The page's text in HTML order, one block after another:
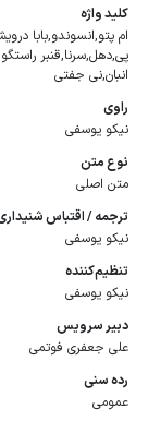
كلید واژه
ام پتو,انسوندو,بابا
پی,دهل,سرنا,قنبر
انبان,نی جفتی
راوی
نیکو یوسفی
نوع متن
متن اصلی
ترجمه / اقتباس
نیکو یوسفی
تنظیم‌کننده
نیکو یوسفی
دبیر سرویس
علی جعفری فوتمی
رده سنی
عمومی